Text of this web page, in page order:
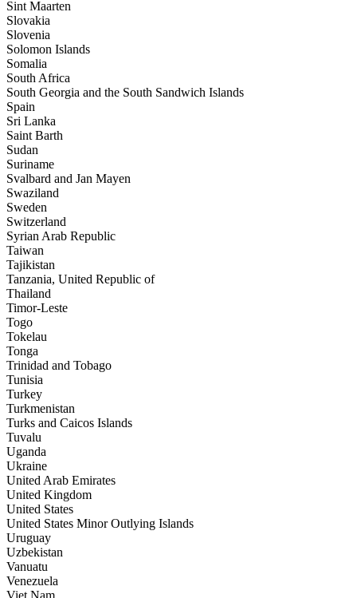
Sint Maarten
Slovakia
Slovenia
Solomon Islands
Somalia
South Africa
South Georgia and the South Sandwich Islands
Spain
Sri Lanka
Saint Barth
Sudan
Suriname
Svalbard and Jan Mayen
Swaziland
Sweden
Switzerland
Syrian Arab Republic
Taiwan
Tajikistan
Tanzania, United Republic of
Thailand
Timor-Leste
Togo
Tokelau
Tonga
Trinidad and Tobago
Tunisia
Turkey
Turkmenistan
Turks and Caicos Islands
Tuvalu
Uganda
Ukraine
United Arab Emirates
United Kingdom
United States
United States Minor Outlying Islands
Uruguay
Uzbekistan
Vanuatu
Venezuela
Viet Nam